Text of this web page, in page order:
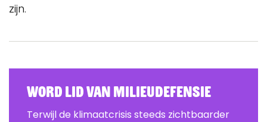
zijn.
Word lid van Milieudefensie
Terwijl de klimaatcrisis steeds zichtbaarder